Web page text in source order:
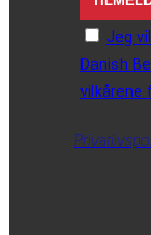
Jeg
Danish
vilkårene